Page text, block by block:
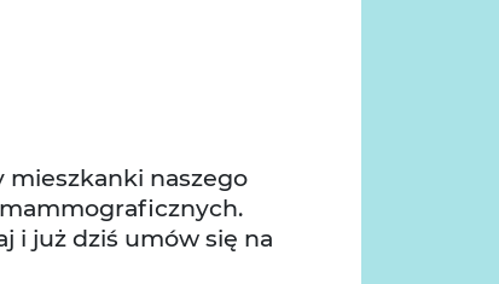
mieszkanki naszego
i już dziś umów się na